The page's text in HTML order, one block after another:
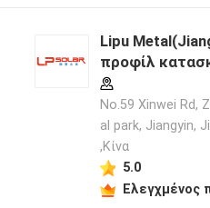
Lipu
προφίλ
No.59 Xinwei Rd,
al park, Jiangyin,
,Κίνα
5.0
Ελεγχμένος